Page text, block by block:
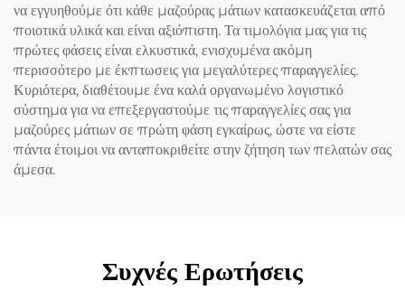
να εγγυηθούμε ότι κάθε μαζούρας μάτιων κατασκευάζεται από
ποιοτικά υλικά και είναι αξιόπιστη. Τα τιμολόγια μας για τις
πρώτες φάσεις είναι ελκυστικά, ενισχυμένα ακόμη
περισσότερο με έκπτωσεις για μεγαλύτερες παραγγελίες.
Κυριότερα, διαθέτουμε ένα καλά οργανωμένο λογιστικό
σύστημα για να επεξεργαστούμε τις παραγγελίες σας για
μαζούρες μάτιων σε πρώτη φάση εγκαίρως, ώστε να είστε
πάντα έτοιμοι να ανταποκριθείτε στην ζήτηση των πελατών σας
άμεσα.
Συχνές Ερωτήσεις